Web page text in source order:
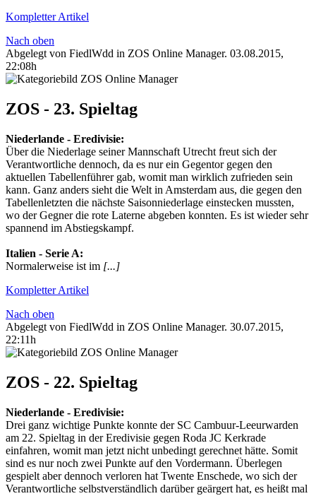
Kompletter Artikel
Nach oben
Abgelegt von FiedlWdd in ZOS Online Manager. 03.08.2015,
22:08h
ZOS - 23. Spieltag
Niederlande‬ - ‪Eredivisie‬:
Über die Niederlage seiner Mannschaft Utrecht freut sich der
Verantwortliche dennoch, da es nur ein Gegentor gegen den
aktuellen Tabellenführer gab, womit man wirklich zufrieden sein
kann. Ganz anders sieht die Welt in Amsterdam aus, die gegen den
Tabellenletzten die nächste Saisonniederlage einstecken mussten,
wo der Gegner die rote Laterne abgeben konnten. Es ist wieder sehr
spannend im Abstiegskampf.
Italien‬ - ‪Serie A‬:
Normalerweise ist im [...]
Kompletter Artikel
Nach oben
Abgelegt von FiedlWdd in ZOS Online Manager. 30.07.2015,
22:11h
ZOS - 22. Spieltag
Niederlande‬ - ‪Eredivisie‬:
Drei ganz wichtige Punkte konnte der SC Cambuur-Leeurwarden
am 22. Spieltag in der Eredivisie gegen Roda JC Kerkrade
einfahren, womit man jetzt nicht unbedingt gerechnet hätte. Somit
sind es nur noch zwei Punkte auf den Vordermann. Überlegen
gespielt aber dennoch verloren hat Twente Enschede, wo sich der
Verantwortliche selbstverständlich darüber geärgert hat, es heißt mal